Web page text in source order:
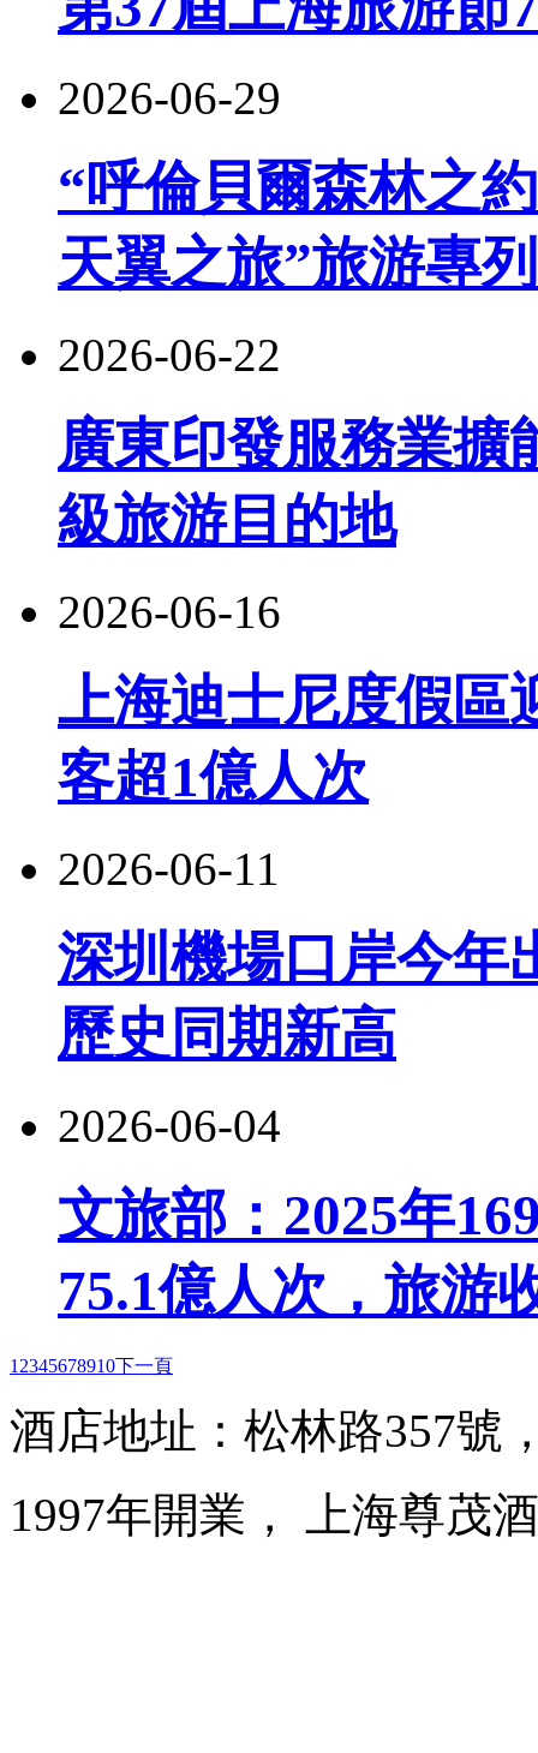
2026-06-29
“呼倫貝爾森林之
天翼之旅”旅游專
2026-06-22
廣東印發服務業擴
級旅游目的地
2026-06-16
上海迪士尼度假區
客超1億人次
2026-06-11
深圳機場口岸今年
歷史同期新高
2026-06-04
文旅部：2025年
75.1億人次，旅游
1 2345678910下一頁
酒店地址：松林路357號
1997年開業， 上海尊